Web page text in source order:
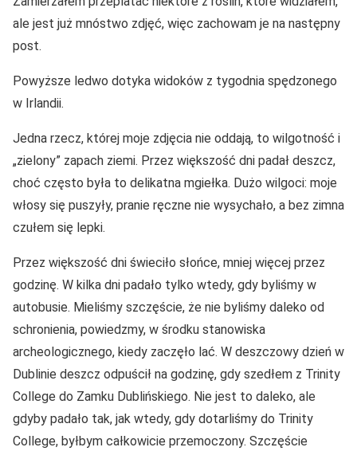
ale jest już mnóstwo zdjęć, więc zachowam je na następny
post.
Powyższe ledwo dotyka widoków z tygodnia spędzonego
w Irlandii.
Jedna rzecz, której moje zdjęcia nie oddają, to wilgotność i
„zielony” zapach ziemi. Przez większość dni padał deszcz,
choć często była to delikatna mgiełka. Dużo wilgoci: moje
włosy się puszyły, pranie ręczne nie wysychało, a bez zimna
czułem się lepki.
Przez większość dni świeciło słońce, mniej więcej przez
godzinę. W kilka dni padało tylko wtedy, gdy byliśmy w
autobusie. Mieliśmy szczęście, że nie byliśmy daleko od
schronienia, powiedzmy, w środku stanowiska
archeologicznego, kiedy zaczęło lać. W deszczowy dzień w
Dublinie deszcz odpuścił na godzinę, gdy szedłem z Trinity
College do Zamku Dublińskiego. Nie jest to daleko, ale
gdyby padało tak, jak wtedy, gdy dotarliśmy do Trinity
College, byłbym całkowicie przemoczony. Szczęście